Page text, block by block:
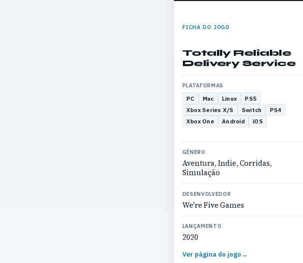
FICHA DO JOGO
Totally Reliable
Delivery Service
PLATAFORMAS
PC Mac Linux
PS5
Xbox Series X/S
Switch
PS4
Xbox One
Android iOS
GÉNERO
Aventura, Indie, Corridas,
Simulação
DESENVOLVEDOR
We're Five Games
LANÇAMENTO
2020
Ver página do jogo→